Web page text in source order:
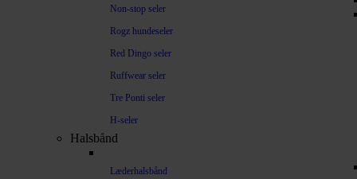
Non-stop seler
Rogz hundeseler
Red Dingo seler
Ruffwear seler
Tre Ponti seler
H-seler
Halsbånd
Læderhalsbånd